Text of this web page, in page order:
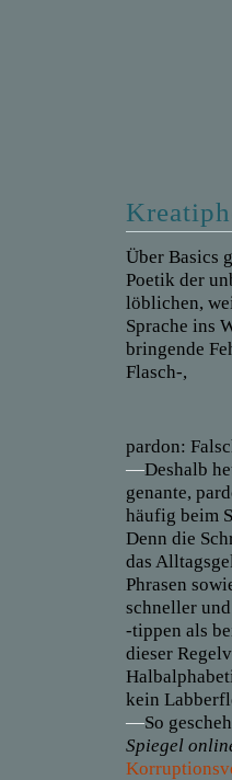
Über Basics
Poetik der
löblichen,
Sprache ins
bringende
Flasch-,
pardon:
—Deshalb
genante,
häufig beim
Denn die
das
Phrasen
schneller
-tippen als
dieser
kein
—So
Spiegel